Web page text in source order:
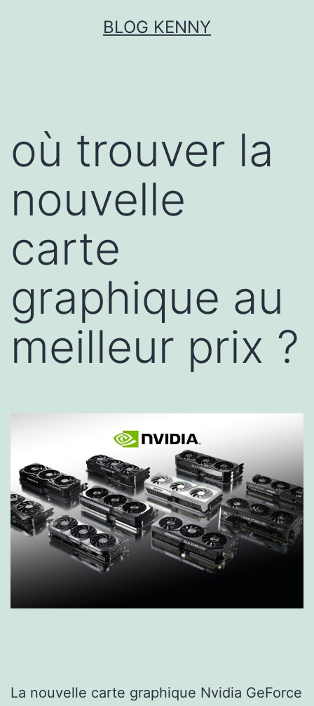
BLOG KENNY
où trouver la
nouvelle
carte
graphique au
meilleur prix ?
La nouvelle carte graphique Nvidia GeForce